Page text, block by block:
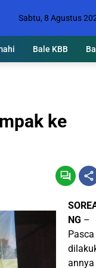
Sabtu, 8 Agustus
Bale KBB
ke
NG –
Pasca
annya